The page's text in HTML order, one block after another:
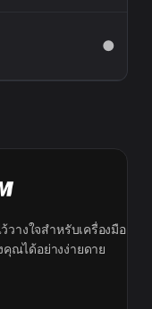
●
างใจสำหรับเครื่องมือ
ณได้อย่างง่ายดาย